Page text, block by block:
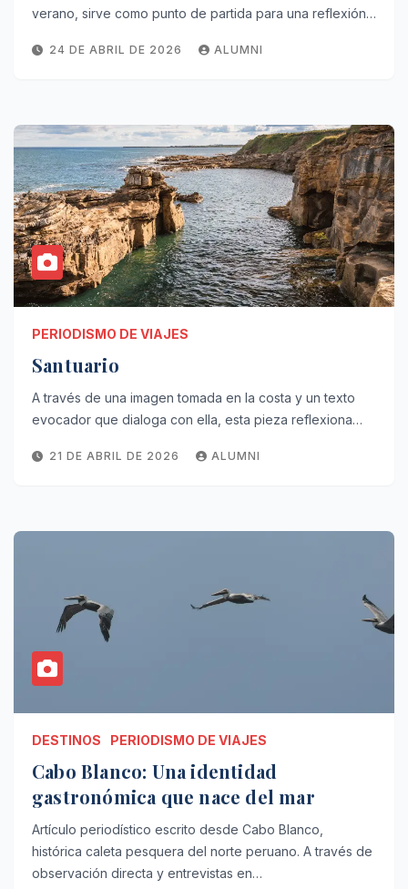
verano, sirve como punto de partida para una reflexión…
24 DE ABRIL DE 2026 ALUMNI
PERIODISMO DE VIAJES
Santuario
A través de una imagen tomada en la costa y un texto
evocador que dialoga con ella, esta pieza reflexiona…
21 DE ABRIL DE 2026 ALUMNI
DESTINOS PERIODISMO DE VIAJES
Cabo Blanco: Una identidad
gastronómica que nace del mar
Artículo periodístico escrito desde Cabo Blanco,
histórica caleta pesquera del norte peruano. A través de
observación directa y entrevistas en…